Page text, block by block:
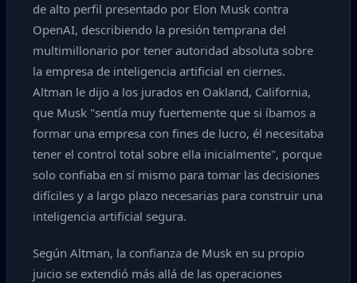
de alto perfil presentado por Elon Musk contra
OpenAI, describiendo la presión temprana del
multimillonario por tener autoridad absoluta sobre
la empresa de inteligencia artificial en ciernes.
Altman le dijo a los jurados en Oakland, California,
que Musk "sentía muy fuertemente que si íbamos a
formar una empresa con fines de lucro, él necesitaba
tener el control total sobre ella inicialmente", porque
solo confiaba en sí mismo para tomar las decisiones
difíciles y a largo plazo necesarias para construir una
inteligencia artificial segura.
Según Altman, la confianza de Musk en su propio
juicio se extendió más allá de las operaciones